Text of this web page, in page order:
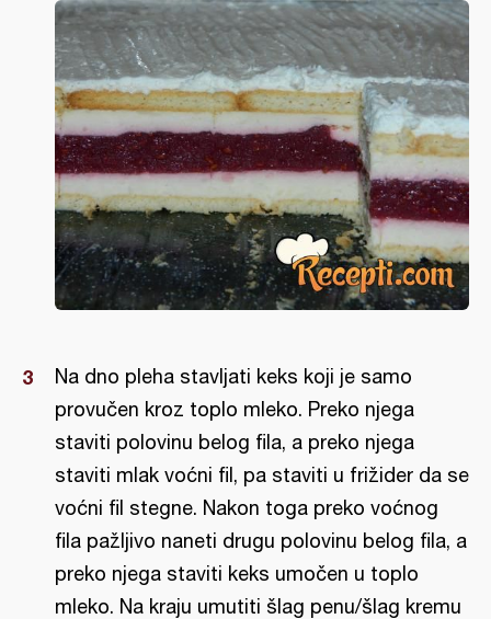
Na dno pleha stavljati keks koji je samo
provučen kroz toplo mleko. Preko njega
staviti polovinu belog fila, a preko njega
staviti mlak voćni fil, pa staviti u frižider da se
voćni fil stegne. Nakon toga preko voćnog
fila pažljivo naneti drugu polovinu belog fila, a
preko njega staviti keks umočen u toplo
mleko. Na kraju umutiti šlag penu/šlag kremu